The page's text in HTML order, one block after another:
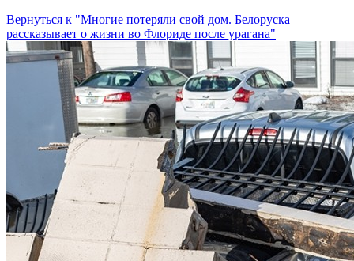
Вернуться к "Многие потеряли свой дом. Белоруска
рассказывает о жизни во Флориде после урагана"